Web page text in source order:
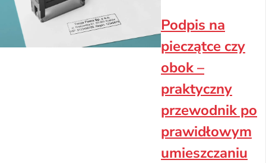
Podpis na
pieczątce czy
obok –
praktyczny
przewodnik po
prawidłowym
umieszczaniu